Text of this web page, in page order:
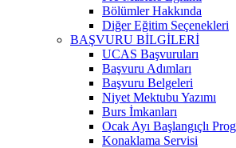
Bölümler Hakkında
Diğer Eğitim Seçenekleri
BAŞVURU BİLGİLERİ
UCAS Başvuruları
Başvuru Adımları
Başvuru Belgeleri
Niyet Mektubu Yazımı
Burs İmkanları
Ocak Ayı Başlangıçlı
Konaklama Servisi